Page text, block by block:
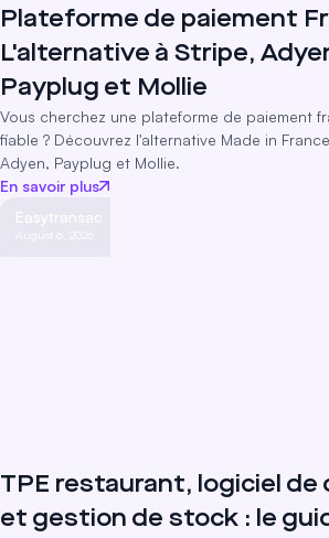
Plateforme de paiement
L'alternative à Stripe,
Payplug et Mollie
Vous cherchez une plateforme de paiement
fiable ? Découvrez l'alternative Made in
Adyen, Payplug et Mollie.
En savoir plus
Easytransac
August 6, 2026
TPE restaurant, logiciel de
et gestion de stock : le